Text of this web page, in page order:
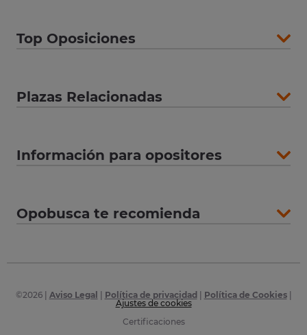
Top Oposiciones
Plazas Relacionadas
Información para opositores
Opobusca te recomienda
©2026| Aviso Legal Política de privacidad Política de Cookies|
Ajustes de cookies
Certificaciones